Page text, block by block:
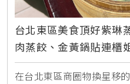
台北東區美食頂好紫琳
肉蒸餃、金黃鍋貼連櫃
字號攻略
在台北東區商圈物換星移